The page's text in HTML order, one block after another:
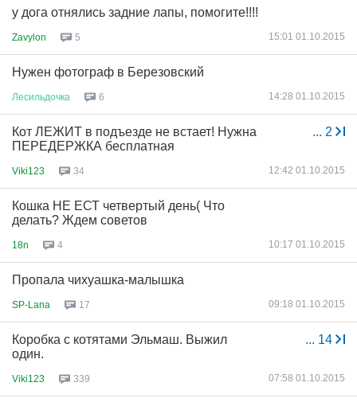
у дога отнялись задние лапы, помогите!!!!
Zavylon 5 15:01 01.10.2015
Нужен фотограф в Березовский
Лесильдочка 6 14:28 01.10.2015
... 2
Кот ЛЕЖИТ в подъезде не встает! Нужна
ПЕРЕДЕРЖКА бесплатная
Viki123 34 12:42 01.10.2015
Кошка НЕ ЕСТ четвертый день( Что
делать? Ждем советов
18n 4 10:17 01.10.2015
Пропала чихуашка-малышка
SP-Lana 17 09:18 01.10.2015
... 14
Коробка с котятами Эльмаш. Выжил
один.
Viki123 339 07:58 01.10.2015